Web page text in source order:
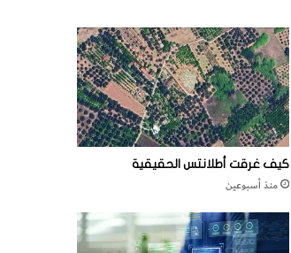
كيف غرقت أطلانتس الحقيقية
منذ أسبوعين